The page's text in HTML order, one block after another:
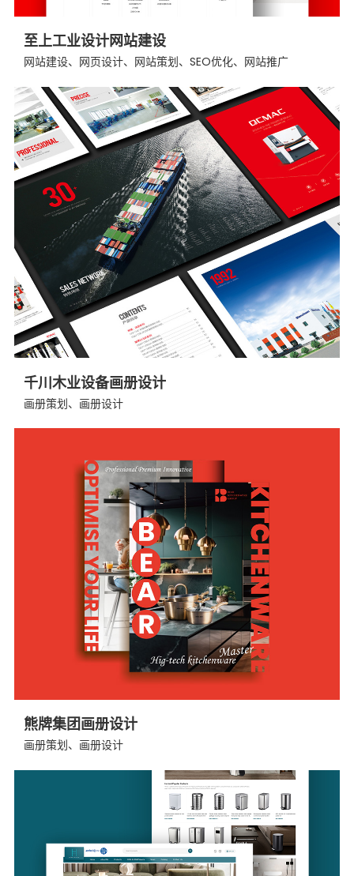
至上工业设计网站建设
网站建设、网页设计、网站策划、SEO优化、网站推广
千川木业设备画册设计
画册策划、画册设计
熊牌集团画册设计
画册策划、画册设计